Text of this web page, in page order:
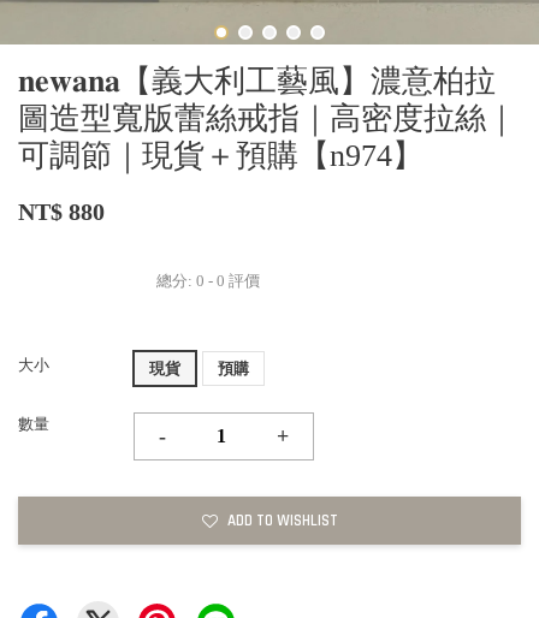
𝐧𝐞𝐰𝐚𝐧𝐚【義大利工藝風】濃意柏拉
圖造型寬版蕾絲戒指｜高密度拉絲｜
可調節｜現貨＋預購【n974】
NT$ 880
總分: 0 - 0 評價
大小 現貨 預購
數量
- +
ADD TO WISHLIST